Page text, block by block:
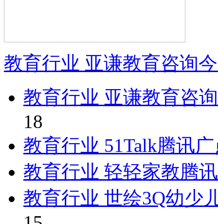
教育行业 亚谦教育咨询
教育行业 亚谦教育咨
18
教育行业 51Talk腾讯
教育行业 轻轻家教腾
教育行业 世绘3Q幼少